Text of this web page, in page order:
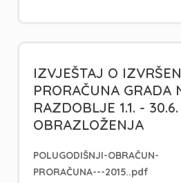
IZVJEŠTAJ O
PRORAČUNA GRADA
RAZDOBLJE 1.1. - 30.6.
OBRAZLOŽENJA
POLUGODIŠNJI-OBRAČUN-
PRORAČUNA---2015..pdf